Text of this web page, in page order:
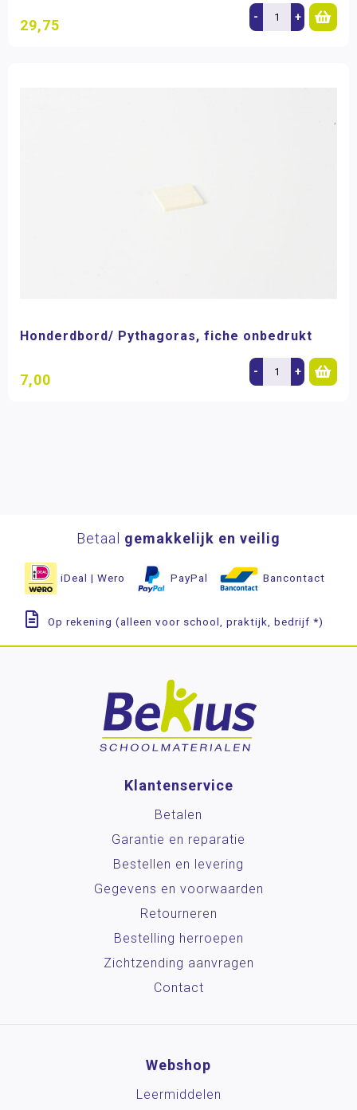
29,75 - +
Honderdbord/ Pythagoras, fiche onbedrukt
7,00 - +
Betaal gemakkelijk en veilig
iDeal | Wero PayPal Bancontact
Op rekening (alleen voor school, praktijk, bedrijf *)
Klantenservice
Betalen
Garantie en reparatie
Bestellen en levering
Gegevens en voorwaarden
Retourneren
Bestelling herroepen
Zichtzending aanvragen
Contact
Webshop
Leermiddelen